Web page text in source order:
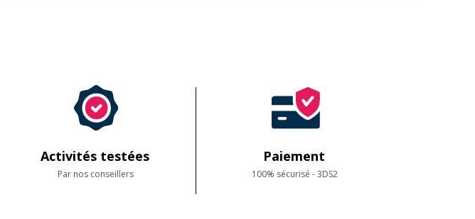
Activités testées
Par nos conseillers
Paiement
100% sécurisé - 3DS2